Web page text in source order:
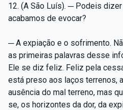
12. (A São Luís). ─ Podeis
acabamos de evocar?
─ A expiação e o sofrimento.
as primeiras palavras desse
Ele se diz feliz. Feliz pela
está preso aos laços terrenos,
ausência do mal terreno, mas
se, os horizontes da dor, da